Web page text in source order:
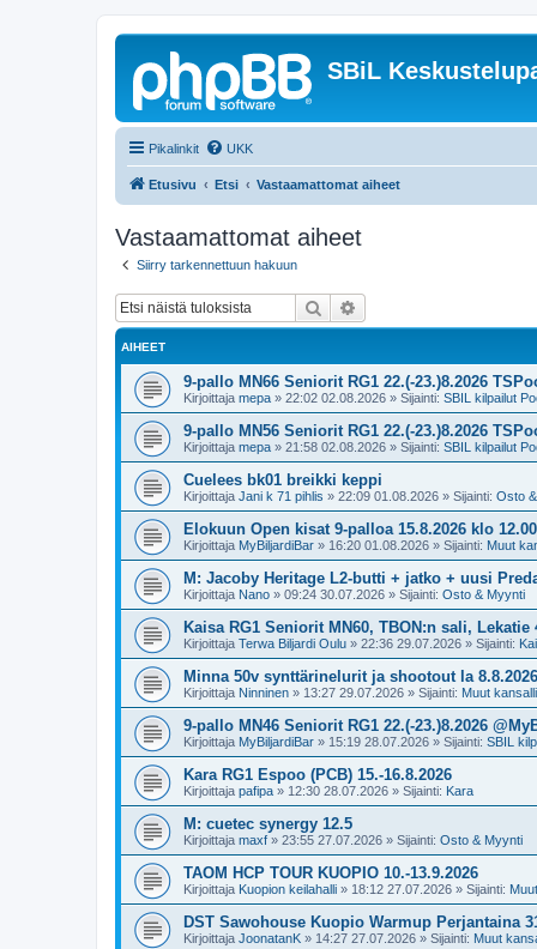
SBiL
Pikalinkit UKK
Etusivu Etsi Vastaamattomat aiheet
Vastaamattomat aiheet
Siirry tarkennettuun hakuun
Etsi
AIHEET
9-pallo MN66 Seniorit RG1 22.(-23.)8.2026
Kirjoittaja mepa » 22:02 02.08.2026 » Sijainti: SBIL kilpailut
9-pallo MN56 Seniorit RG1 22.(-23.)8.2026
Kirjoittaja mepa » 21:58 02.08.2026 » Sijainti: SBIL kilpailut
Cuelees bk01 breikki keppi
Kirjoittaja Jani k 71 pihlis » 22:09 01.08.2026 » Sijainti: Osto
Elokuun Open kisat 9-palloa 15.8.2026 klo
Kirjoittaja MyBiljardiBar » 16:20 01.08.2026 » Sijainti: Muut
M: Jacoby Heritage L2-butti + jatko + uusi
Kirjoittaja Nano » 09:24 30.07.2026 » Sijainti: Osto & Myynti
Kaisa RG1 Seniorit MN60, TBON:n sali, Lekatie
Kirjoittaja Terwa Biljardi Oulu » 22:36 29.07.2026 » Sijainti:
Minna 50v synttärinelurit ja shootout la
Kirjoittaja Ninninen » 13:27 29.07.2026 » Sijainti: Muut
9-pallo MN46 Seniorit RG1 22.(-23.)8.2026
Kirjoittaja MyBiljardiBar » 15:19 28.07.2026 » Sijainti: SBIL
Kara RG1 Espoo (PCB) 15.-16.8.2026
Kirjoittaja pafipa » 12:30 28.07.2026 » Sijainti: Kara
M: cuetec synergy 12.5
Kirjoittaja maxf » 23:55 27.07.2026 » Sijainti: Osto & Myynti
TAOM HCP TOUR KUOPIO 10.-13.9.2026
Kirjoittaja Kuopion keilahalli » 18:12 27.07.2026 » Sijainti:
DST Sawohouse Kuopio Warmup Perjantaina
Kirjoittaja JoonatanK » 14:27 27.07.2026 » Sijainti: Muut